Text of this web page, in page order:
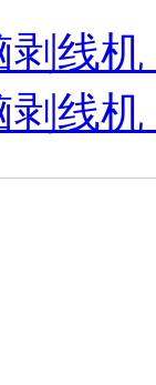
线机
线机